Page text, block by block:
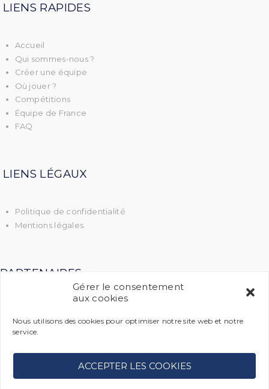
Gérer le consentement
aux cookies
Nous utilisons des cookies pour optimiser notre site web et notre
service.
ACCEPTER LES COOKIES
LIENS RAPIDES
Accueil
Qui sommes-nous ?
Créer une équipe
Où jouer ?
Compétitions
Équipe de France
FAQ
LIENS LÉGAUX
Politique de confidentialité
Mentions légales
PARTENAIRES
International Quidditch Association
La Gazette du Sorcier
Utility Apparel